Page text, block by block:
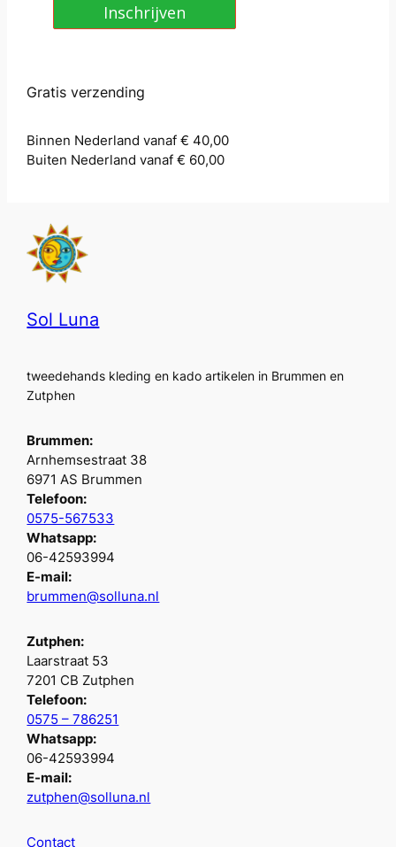
Inschrijven
Gratis verzending
Binnen Nederland vanaf € 40,00
Buiten Nederland vanaf € 60,00
Sol Luna
tweedehands kleding en kado artikelen in Brummen en
Zutphen
Brummen:
Arnhemsestraat 38
6971 AS Brummen
Telefoon:
0575-567533
Whatsapp:
06-42593994
E-mail:
brummen@solluna.nl
Zutphen:
Laarstraat 53
7201 CB Zutphen
Telefoon:
0575 – 786251
Whatsapp:
06-42593994
E-mail:
zutphen@solluna.nl
Contact